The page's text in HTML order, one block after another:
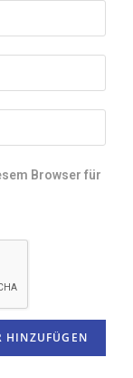
Browser für